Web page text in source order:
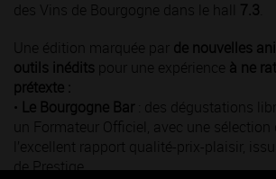
des Vins de Bourgogne dans le hall 7.3
Une édition marquée par de nouvelles
outils inédits pour une expérience à ne
prétexte :
• Le Bourgogne Bar : des dégustations
un Formateur Officiel, avec une sélection
l’excellent rapport qualité-prix-plaisir,
de Prestige.